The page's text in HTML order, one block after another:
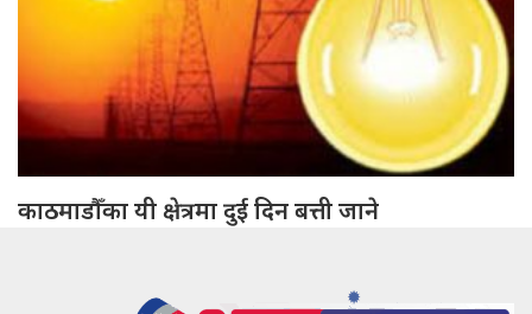
काठमाडौँका यी क्षेत्रमा दुई दिन बत्ती जाने